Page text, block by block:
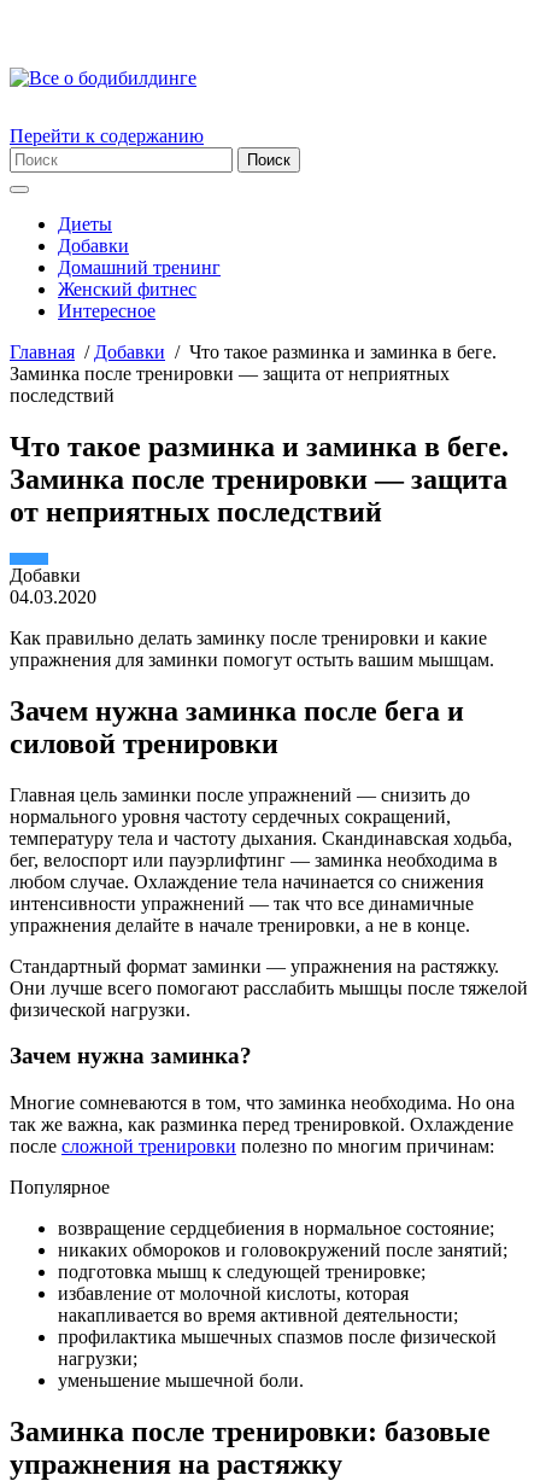
Перейти к содержанию
Диеты
Добавки
Домашний тренинг
Женский фитнес
Интересное
Главная / Добавки / Что такое разминка и заминка в беге.
Заминка после тренировки — защита от неприятных
последствий
Что такое разминка и заминка в беге.
Заминка после тренировки — защита
от неприятных последствий
Добавки
04.03.2020
Как правильно делать заминку после тренировки и какие
упражнения для заминки помогут остыть вашим мышцам.
Зачем нужна заминка после бега и
силовой тренировки
Главная цель заминки после упражнений — снизить до
нормального уровня частоту сердечных сокращений,
температуру тела и частоту дыхания. Скандинавская ходьба,
бег, велоспорт или пауэрлифтинг — заминка необходима в
любом случае. Охлаждение тела начинается со снижения
интенсивности упражнений — так что все динамичные
упражнения делайте в начале тренировки, а не в конце.
Стандартный формат заминки — упражнения на растяжку.
Они лучше всего помогают расслабить мышцы после тяжелой
физической нагрузки.
Зачем нужна заминка?
Многие сомневаются в том, что заминка необходима. Но она
так же важна, как разминка перед тренировкой. Охлаждение
после сложной тренировки полезно по многим причинам:
Популярное
возвращение сердцебиения в нормальное состояние;
никаких обмороков и головокружений после занятий;
подготовка мышц к следующей тренировке;
избавление от молочной кислоты, которая
накапливается во время активной деятельности;
профилактика мышечных спазмов после физической
нагрузки;
уменьшение мышечной боли.
Заминка после тренировки: базовые
упражнения на растяжку